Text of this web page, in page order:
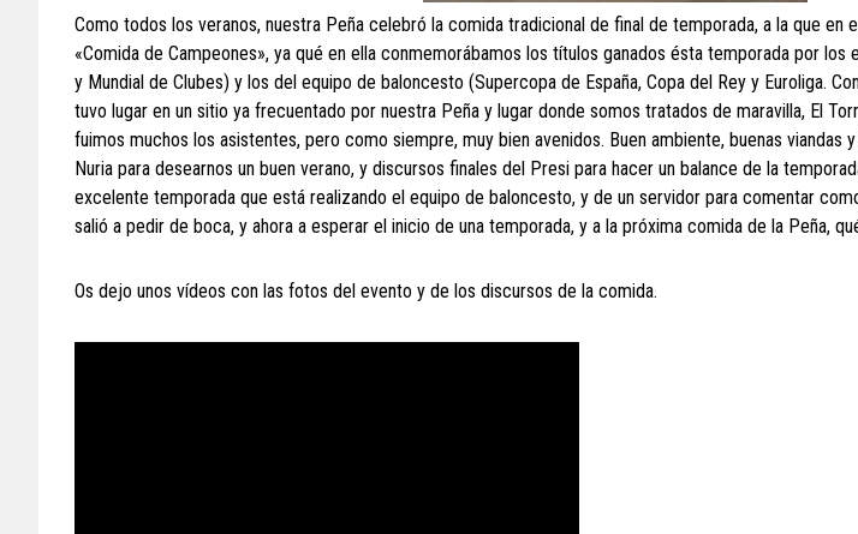
Como todos los veranos, nuestra Peña celebró la comida tradicional de final de temporada, a la que en
«Comida de Campeones», ya qué en ella conmemorábamos los títulos ganados ésta temporada por
y Mundial de Clubes) y los del equipo de baloncesto (Supercopa de España, Copa del Rey y Euroliga.
tuvo lugar en un sitio ya frecuentado por nuestra Peña y lugar donde somos tratados de maravilla, El
fuimos muchos los asistentes, pero como siempre, muy bien avenidos. Buen ambiente, buenas viandas
Nuria para desearnos un buen verano, y discursos finales del Presi para hacer un balance de la
excelente temporada que está realizando el equipo de baloncesto, y de un servidor para comentar
salió a pedir de boca, y ahora a esperar el inicio de una temporada, y a la próxima comida de la Peña,
Os dejo unos vídeos con las fotos del evento y de los discursos de la comida.